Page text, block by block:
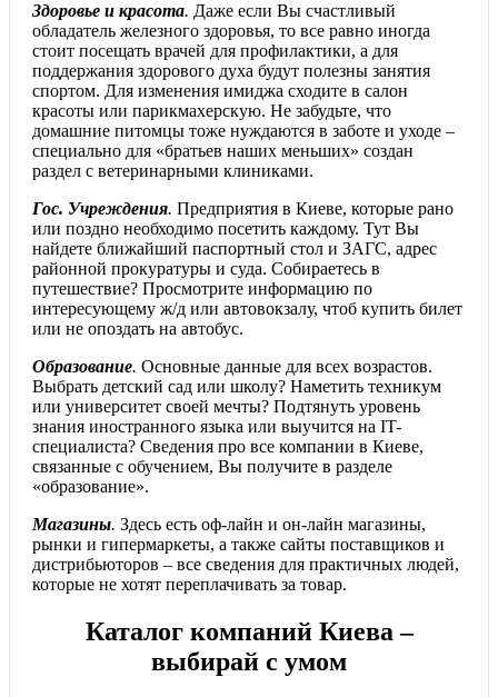
Здоровье и красота. Даже если Вы счастливый
обладатель железного здоровья, то все равно иногда
стоит посещать врачей для профилактики, а для
поддержания здорового духа будут полезны занятия
спортом. Для изменения имиджа сходите в салон
красоты или парикмахерскую. Не забудьте, что
домашние питомцы тоже нуждаются в заботе и уходе –
специально для «братьев наших меньших» создан
раздел с ветеринарными клиниками.
Гос. Учреждения. Предприятия в Киеве, которые рано
или поздно необходимо посетить каждому. Тут Вы
найдете ближайший паспортный стол и ЗАГС, адрес
районной прокуратуры и суда. Собираетесь в
путешествие? Просмотрите информацию по
интересующему ж/д или автовокзалу, чтоб купить билет
или не опоздать на автобус.
Образование. Основные данные для всех возрастов.
Выбрать детский сад или школу? Наметить техникум
или университет своей мечты? Подтянуть уровень
знания иностранного языка или выучится на IT-
специалиста? Сведения про все компании в Киеве,
связанные с обучением, Вы получите в разделе
«образование».
Магазины. Здесь есть оф-лайн и он-лайн магазины,
рынки и гипермаркеты, а также сайты поставщиков и
дистрибьюторов – все сведения для практичных людей,
которые не хотят переплачивать за товар.
Каталог компаний Киева –
выбирай с умом